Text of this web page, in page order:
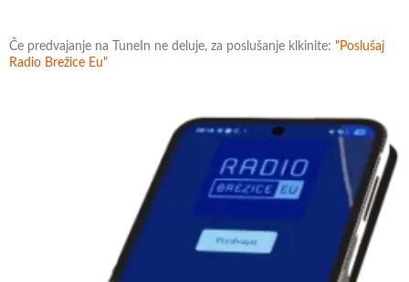
Če predvajanje na TuneIn ne deluje, za poslušanje klkinite: "Poslušaj
Radio Brežice Eu"